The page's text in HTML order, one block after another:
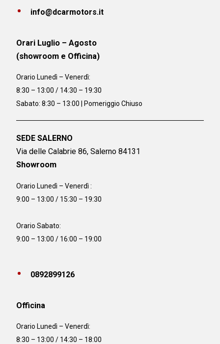
info@dcarmotors.it
Orari Luglio – Agosto
(showroom e Officina)
Orario Lunedì – Venerdì:
8:30 – 13:00 / 14:30 – 19:30
Sabato: 8:30 – 13:00 | Pomeriggio Chiuso
SEDE SALERNO
Via delle Calabrie 86, Salerno 84131
Showroom
Orario Lunedì – Venerdì :
9:00 – 13:00 / 15:30 – 19:30
Orario Sabato:
9:00 – 13:00 / 16:00 – 19:00
0892899126
Officina
Orario Lunedì – Venerdì:
8:30 – 13:00 / 14:30 – 18:00